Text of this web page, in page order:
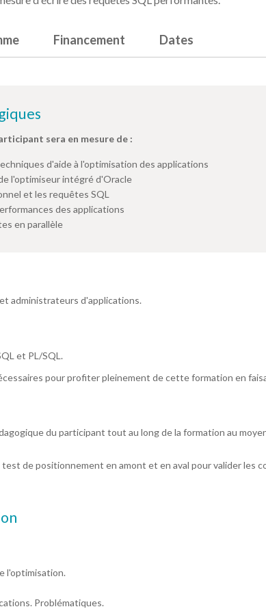
Financement Dates
sera en mesure de :
d'aide à l'optimisation des applications
l'optimiseur intégré d'Oracle
et les requêtes SQL
des applications
en parallèle
administrateurs d'applications.
et PL/SQL.
pour profiter pleinement de cette formation en
du participant tout au long de la formation au
de positionnement en amont et en aval pour valider les
l'optimisation.
Problématiques.